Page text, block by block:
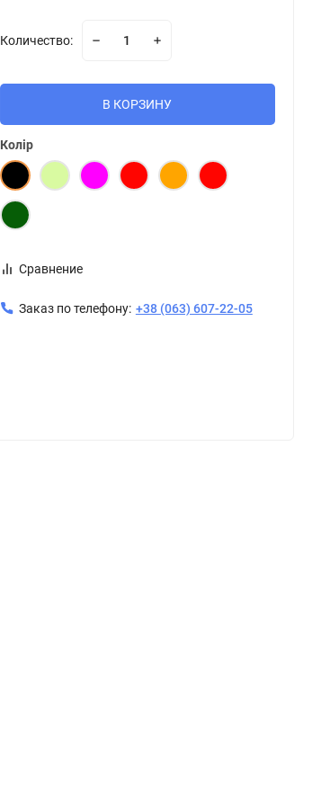
Количество:
В КОРЗИНУ
Колір
Сравнение
Заказ по телефону: +38 (063) 607-22-05